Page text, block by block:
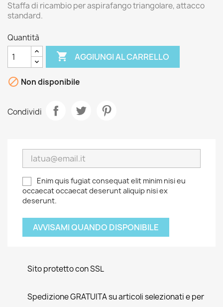
Staffa di ricambio per aspirafango triangolare, attacco
standard.
Quantità
 AGGIUNGI AL CARRELLO
 Non disponibile
Condividi
Enim quis fugiat consequat elit minim nisi eu
occaecat occaecat deserunt aliquip nisi ex
deserunt.
AVVISAMI QUANDO DISPONIBILE
Sito protetto con SSL
Spedizione GRATUITA su articoli selezionati e per